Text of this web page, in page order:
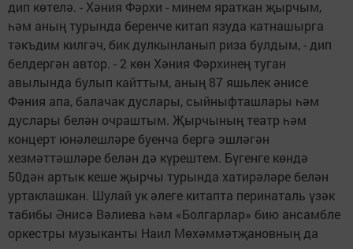
дип көтелә. - Хәния Фәрхи - минем яраткан җырчым,
һәм аның турында беренче китап язуда катнашырга
тәкъдим килгәч, бик дулкынланып риза булдым, - дип
белдергән автор. - 2 көн Хәния Фәрхинең туган
авылында булып кайттым, аның 87 яшьлек әнисе
Фәния апа, балачак дуслары, сыйныфташлары һәм
дуслары белән очраштым. Җырчының театр һәм
концерт юнәлешләре буенча бергә эшләгән
хезмәттәшләре белән дә күрештем. Бүгенге көндә
50дән артык кеше җырчы турында хатирәләре белән
уртаклашкан. Шулай ук әлеге китапта перинаталь үзәк
табибы Әнисә Вәлиева һәм «Болгарлар» бию ансамбле
оркестры музыканты Наил Мөхәммәтҗановның да